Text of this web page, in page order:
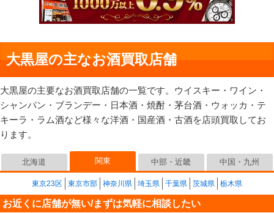
大黒屋の主なお酒買取店舗
大黒屋の主要なお酒買取店舗の一覧です。ウイスキー・ワイン・
シャンパン・ブランデー・日本酒・焼酎・茅台酒・ウォッカ・テ
キーラ・ラム酒など様々な洋酒・国産酒・古酒を店頭買取してお
ります。
北海道 関東 中部・近畿 中国・九州
東京23区 東京市部 神奈川県 埼玉県 千葉県 茨城県 栃木県
お近くに店舗が無い/まずは気軽に相談したい